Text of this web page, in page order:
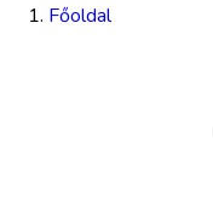
Főoldal